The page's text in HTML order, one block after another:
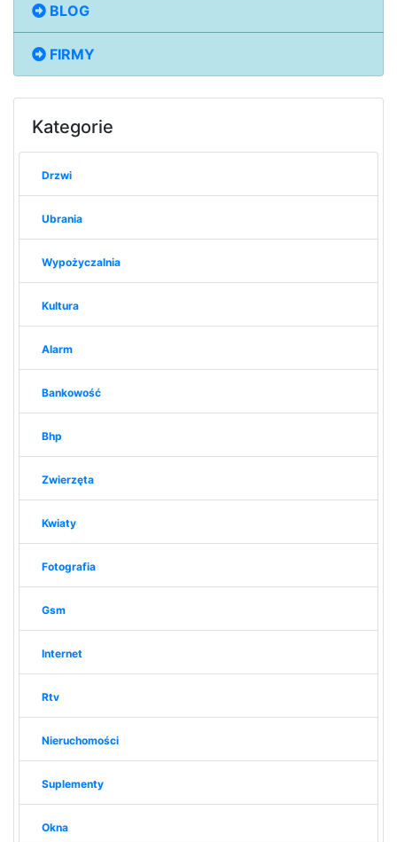
BLOG
FIRMY
Kategorie
Drzwi
Ubrania
Wypożyczalnia
Kultura
Alarm
Bankowość
Bhp
Zwierzęta
Kwiaty
Fotografia
Gsm
Internet
Rtv
Nieruchomości
Suplementy
Okna